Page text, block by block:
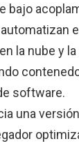
bajo
la nube y
software.
una